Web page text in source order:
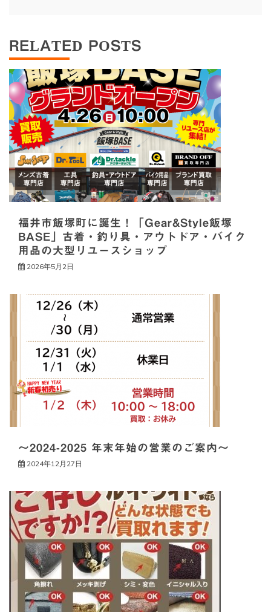
ー
シ
ョ
ン
RELATED POSTS
福井市飯塚町に誕生！「Gear&Style飯塚
BASE」古着・釣り具・アウトドア・バイク
用品の大型リユースショップ
2026年5月2日
～2024-2025 年末年始の営業のご案内～
2024年12月27日